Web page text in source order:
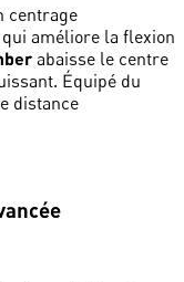
centrage
qui améliore la flexion
abaisse le centre
Équipé du
distance